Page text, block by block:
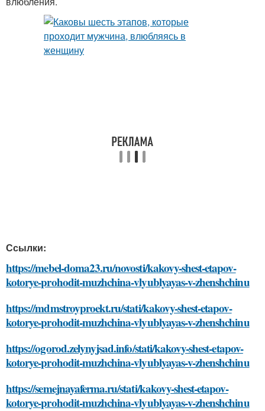
Ссылки:
https://mebel-doma23.ru/novosti/kakovy-shest-etapov-
kotorye-prohodit-muzhchina-vlyublyayas-v-zhenshchinu
https://mdmstroyproekt.ru/stati/kakovy-shest-etapov-
kotorye-prohodit-muzhchina-vlyublyayas-v-zhenshchinu
https://ogorod.zelynyjsad.info/stati/kakovy-shest-etapov-
kotorye-prohodit-muzhchina-vlyublyayas-v-zhenshchinu
https://semejnayaferma.ru/stati/kakovy-shest-etapov-
kotorye-prohodit-muzhchina-vlyublyayas-v-zhenshchinu